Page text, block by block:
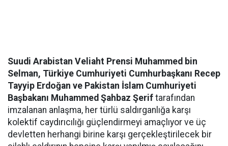
Suudi Arabistan Veliaht Prensi Muhammed bin
Selman, Türkiye Cumhuriyeti Cumhurbaşkanı Recep
Tayyip Erdoğan ve Pakistan İslam Cumhuriyeti
Başbakanı Muhammed Şahbaz Şerif tarafından
imzalanan anlaşma, her türlü saldırganlığa karşı
kolektif caydırıcılığı güçlendirmeyi amaçlıyor ve üç
devletten herhangi birine karşı gerçekleştirilecek bir